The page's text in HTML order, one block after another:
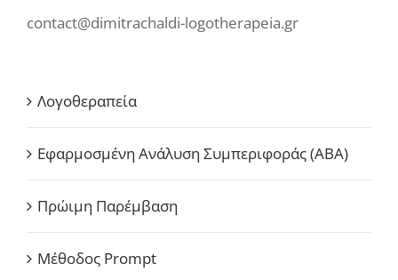
contact@dimitrachaldi-logotherapeia.gr
Λογοθεραπεία
Εφαρμοσμένη Ανάλυση Συμπεριφοράς (ABA)
Πρώιμη Παρέμβαση
Μέθοδος Prompt